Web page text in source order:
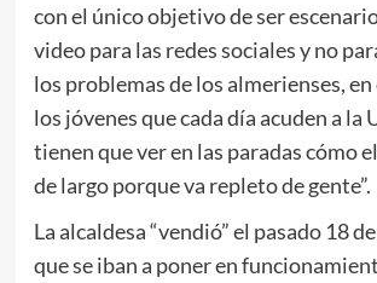
con el único objetivo de ser
video para las redes sociales y no
los problemas de los almerienses, en
los jóvenes que cada día acuden a la
tienen que ver en las paradas cómo
de largo porque va repleto de gente”.
La alcaldesa “vendió” el pasado 18
que se iban a poner en